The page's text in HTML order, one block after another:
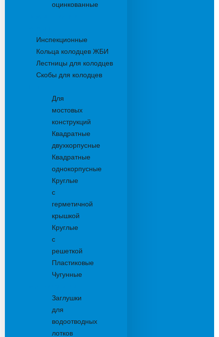
оцинкованные
Инспекционные
Кольца колодцев ЖБИ
Лестницы для колодцев
Скобы для колодцев
Для
мостовых
конструкций
Квадратные
двухкорпусные
Квадратные
однокорпусные
Круглые
с
герметичной
крышкой
Круглые
с
решеткой
Пластиковые
Чугунные
Заглушки
для
водоотводных
лотков